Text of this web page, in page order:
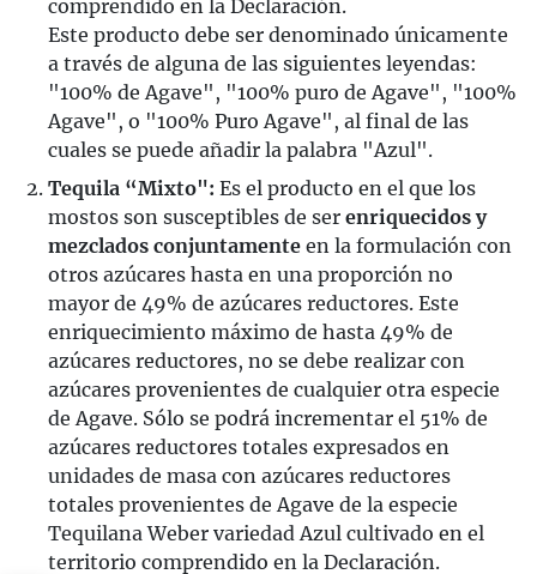
comprendido en la Declaración.
Este producto debe ser denominado únicamente
a través de alguna de las siguientes leyendas:
"100% de Agave", "100% puro de Agave", "100%
Agave", o "100% Puro Agave", al final de las
cuales se puede añadir la palabra "Azul".
Tequila “Mixto": Es el producto en el que los
mostos son susceptibles de ser enriquecidos y
mezclados conjuntamente en la formulación con
otros azúcares hasta en una proporción no
mayor de 49% de azúcares reductores. Este
enriquecimiento máximo de hasta 49% de
azúcares reductores, no se debe realizar con
azúcares provenientes de cualquier otra especie
de Agave. Sólo se podrá incrementar el 51% de
azúcares reductores totales expresados en
unidades de masa con azúcares reductores
totales provenientes de Agave de la especie
Tequilana Weber variedad Azul cultivado en el
territorio comprendido en la Declaración.